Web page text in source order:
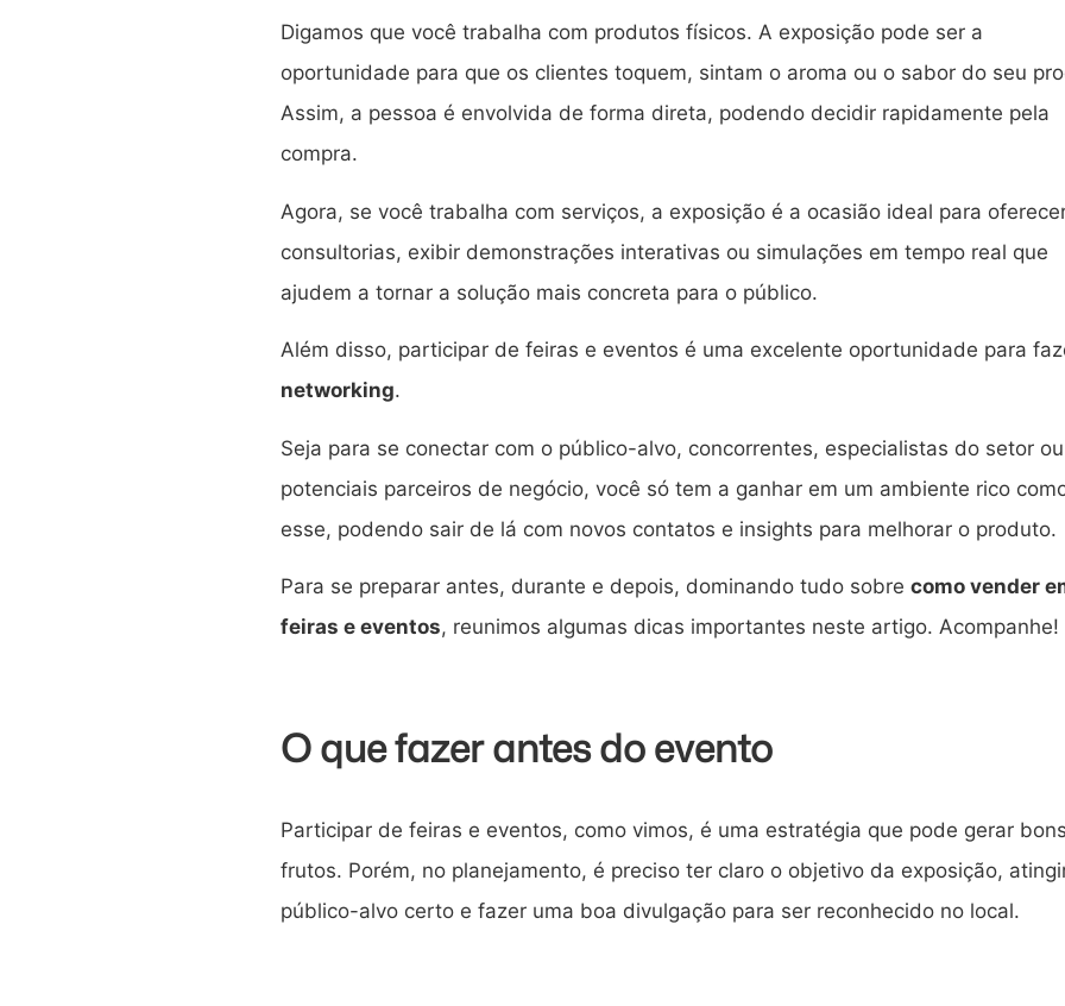
Digamos que você trabalha com produtos físicos. A exposição pode ser a
oportunidade para que os clientes toquem, sintam o aroma ou o sabor do seu
Assim, a pessoa é envolvida de forma direta, podendo decidir rapidamente pela
compra.
Agora, se você trabalha com serviços, a exposição é a ocasião ideal para
consultorias, exibir demonstrações interativas ou simulações em tempo real que
ajudem a tornar a solução mais concreta para o público.
Além disso, participar de feiras e eventos é uma excelente oportunidade para
networking.
Seja para se conectar com o público-alvo, concorrentes, especialistas do setor ou
potenciais parceiros de negócio, você só tem a ganhar em um ambiente rico
esse, podendo sair de lá com novos contatos e insights para melhorar o produto.
Para se preparar antes, durante e depois, dominando tudo sobre como vender
feiras e eventos, reunimos algumas dicas importantes neste artigo. Acompanhe!
O que fazer antes do evento
Participar de feiras e eventos, como vimos, é uma estratégia que pode gerar bons
frutos. Porém, no planejamento, é preciso ter claro o objetivo da exposição,
público-alvo certo e fazer uma boa divulgação para ser reconhecido no local.